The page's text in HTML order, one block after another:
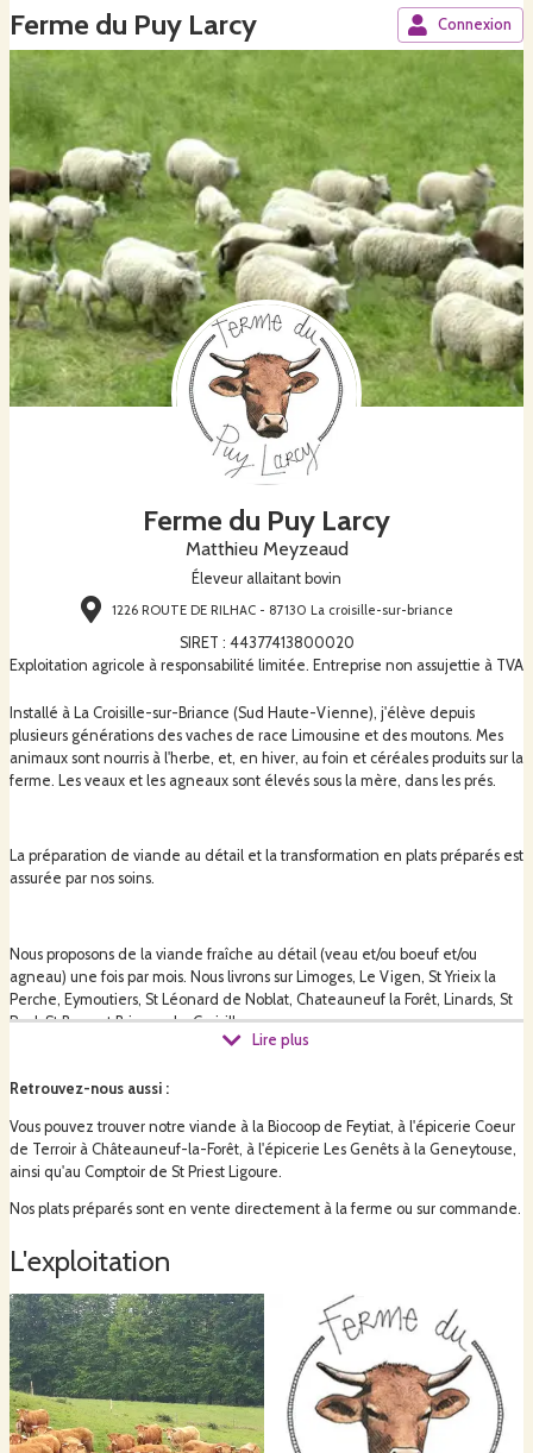
Ferme du Puy Larcy Connexion
Ferme du Puy Larcy
Matthieu Meyzeaud
Éleveur allaitant bovin
1226 ROUTE DE RILHAC - 87130 La croisille-sur-briance
SIRET : 44377413800020
Exploitation agricole à responsabilité limitée. Entreprise non assujettie à TVA
Installé à La Croisille-sur-Briance (Sud Haute-Vienne), j'élève depuis
plusieurs générations des vaches de race Limousine et des moutons. Mes
animaux sont nourris à l'herbe, et, en hiver, au foin et céréales produits sur la
ferme. Les veaux et les agneaux sont élevés sous la mère, dans les prés.
La préparation de viande au détail et la transformation en plats préparés est
assurée par nos soins.
Nous proposons de la viande fraîche au détail (veau et/ou boeuf et/ou
agneau) une fois par mois. Nous livrons sur Limoges, Le Vigen, St Yrieix la
Perche, Eymoutiers, St Léonard de Noblat, Chateauneuf la Forêt, Linards, St
Paul, St Bonnet Briance, La Croisille...
La viande est conditionnée soit sous-vide (DLC 10 jours) soit dans des
sachets congélation (DLC 3 jours)
gaecdupuylarcy@gmail.compour plus d'informations.
Les prix affichés sur cagette sont donnés à titre indicatif
vos chèques avant la livraison, selon les ruptures de stock et les poids réels,
le montant ne correspondra pas.
Nous acceptons les règlements par virement, chèque et espèces.
Lire plus
Retrouvez-nous aussi :
Vous pouvez trouver notre viande à la Biocoop de Feytiat, à l'épicerie Coeur
de Terroir à Châteauneuf-la-Forêt, à l'épicerie Les Genêts à la Geneytouse,
ainsi qu'au Comptoir de St Priest Ligoure.
Nos plats préparés sont en vente directement à la ferme ou sur commande.
L'exploitation